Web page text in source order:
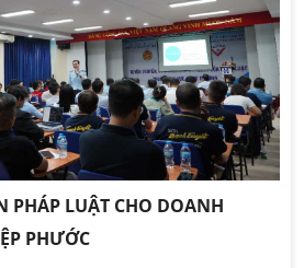
PHÁP LUẬT CHO DOANH
PHƯỚC